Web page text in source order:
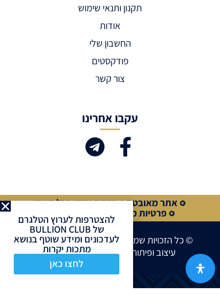
תקנון ותנאי שימוש
אודות
החשבון שלי
פודקסטים
צור קשר
עקבו אחרינו
אתר מאובטח
שירות אישי בכל הארץ
פרטיות מלאה
קנייה מאובטחת
עיצוב ופיתוח אתרים ע”יSite Market
© כל הזכויות שמורות לחברת BULLION CLUB
להצטרפות לערוץ הטלגרם
של BULLION CLUB
לעדכונים ומידע שוטף בנושא
מתכות יקרות
לחצו כאן